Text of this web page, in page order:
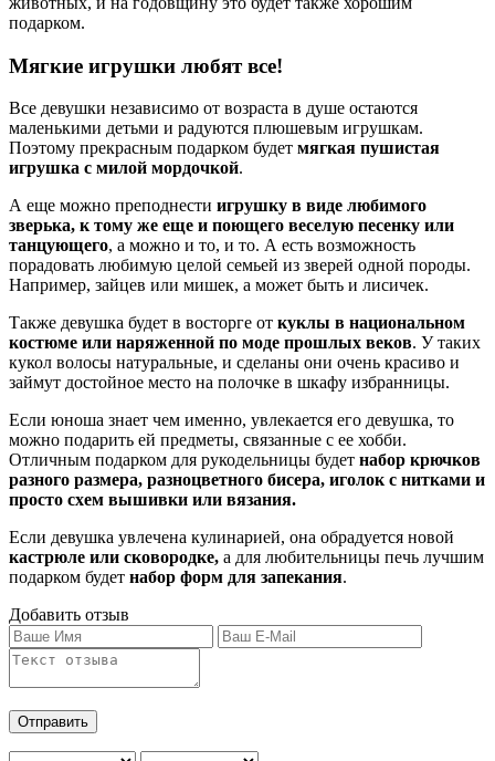
подарком.
Мягкие игрушки любят все!
Все девушки независимо от возраста в душе остаются
маленькими детьми и радуются плюшевым игрушкам.
Поэтому прекрасным подарком будет мягкая пушистая
игрушка с милой мордочкой.
А еще можно преподнести игрушку в виде любимого
зверька, к тому же еще и поющего веселую песенку или
танцующего, а можно и то, и то. А есть возможность
порадовать любимую целой семьей из зверей одной породы.
Например, зайцев или мишек, а может быть и лисичек.
Также девушка будет в восторге от куклы в национальном
костюме или наряженной по моде прошлых веков. У таких
кукол волосы натуральные, и сделаны они очень красиво и
займут достойное место на полочке в шкафу избранницы.
Если юноша знает чем именно, увлекается его девушка, то
можно подарить ей предметы, связанные с ее хобби.
Отличным подарком для рукодельницы будет набор крючков
разного размера, разноцветного бисера, иголок с нитками и
просто схем вышивки или вязания.
Если девушка увлечена кулинарией, она обрадуется новой
кастрюле или сковородке, а для любительницы печь лучшим
подарком будет набор форм для запекания.
Добавить отзыв